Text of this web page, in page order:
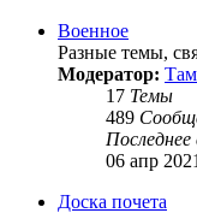
Военное
Разные темы,
Модератор:
17 Темы
489
06 апр
Доска почета